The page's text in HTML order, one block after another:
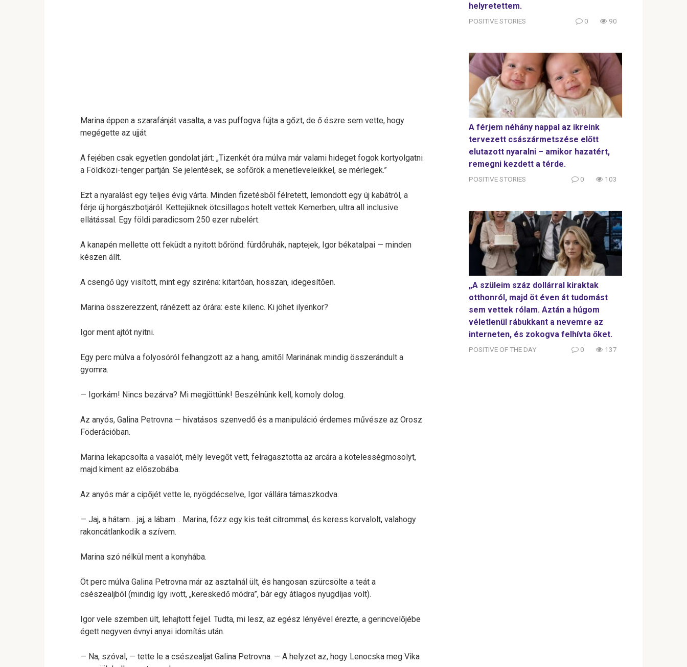
Marina éppen a szarafánját vasalta, a vas puffogva fújta a gőzt, de ő észre sem vette, hogy
megégette az ujját.
A fejében csak egyetlen gondolat járt: „Tizenkét óra múlva már valami hideget fogok kortyolgatni
a Földközi-tenger partján. Se jelentések, se sofőrök a menetleveleikkel, se mérlegek.”
Ezt a nyaralást egy teljes évig várta. Minden fizetésből félretett, lemondott egy új kabátról, a
férje új horgászbotjáról. Kettejüknek ötcsillagos hotelt vettek Kemerben, ultra all inclusive
ellátással. Egy földi paradicsom 250 ezer rubelért.
A kanapén mellette ott feküdt a nyitott bőrönd: fürdőruhák, naptejek, Igor békatalpai — minden
készen állt.
A csengő úgy visított, mint egy sziréna: kitartóan, hosszan, idegesítően.
Marina összerezzent, ránézett az órára: este kilenc. Ki jöhet ilyenkor?
Igor ment ajtót nyitni.
Egy perc múlva a folyosóról felhangzott az a hang, amitől Marinának mindig összerándult a
gyomra.
— Igorkám! Nincs bezárva? Mi megjöttünk! Beszélnünk kell, komoly dolog.
Az anyós, Galina Petrovna — hivatásos szenvedő és a manipuláció érdemes művésze az Orosz
Föderációban.
Marina lekapcsolta a vasalót, mély levegőt vett, felragasztotta az arcára a kötelességmosolyt,
majd kiment az előszobába.
Az anyós már a cipőjét vette le, nyögdécselve, Igor vállára támaszkodva.
— Jaj, a hátam… jaj, a lábam… Marina, főzz egy kis teát citrommal, és keress korvalolt, valahogy
rakoncátlankodik a szívem.
Marina szó nélkül ment a konyhába.
Öt perc múlva Galina Petrovna már az asztalnál ült, és hangosan szürcsölte a teát a
csészealjból (mindig így ivott, „kereskedő módra”, bár egy átlagos nyugdíjas volt).
Igor vele szemben ült, lehajtott fejjel. Tudta, mi lesz, az egész lényével érezte, a gerincvelőjébe
égett negyven évnyi anyai idomítás után.
— Na, szóval, — tette le a csészealjat Galina Petrovna. — A helyzet az, hogy Lenocska meg Vika
helyretettem.
POSITIVE STORIES 0 90
A férjem néhány nappal az ikreink
tervezett császármetszése előtt
elutazott nyaralni – amikor hazatért,
remegni kezdett a térde.
POSITIVE STORIES 0 103
„A szüleim száz dollárral kiraktak
otthonról, majd öt éven át tudomást
sem vettek rólam. Aztán a húgom
véletlenül rábukkant a nevemre az
interneten, és zokogva felhívta őket.
POSITIVE OF THE DAY 0 137